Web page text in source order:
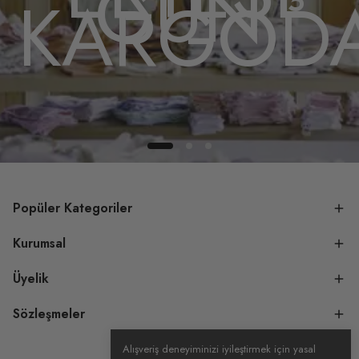
Alışveriş deneyiminizi iyileştirmek için yasal
Popüler Kategoriler
Kurumsal
Üyelik
Sözleşmeler